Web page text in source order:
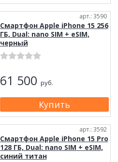
арт.: 3590
Смартфон Apple iPhone 15 256
ГБ, Dual: nano SIM + eSIM,
черный
61 500 руб.
арт.: 3592
Смартфон Apple iPhone 15 Pro
128 ГБ, Dual: nano SIM + eSIM,
синий титан